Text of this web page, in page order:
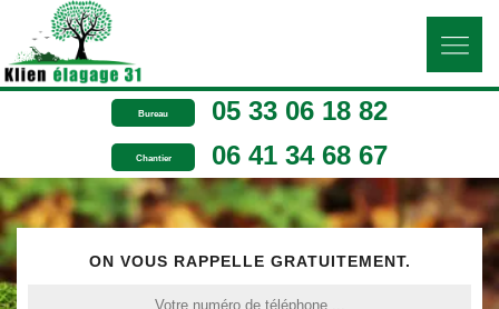
Bureau 05 33 06 18 82
Chantier 06 41 34 68 67
ON VOUS RAPPELLE GRATUITEMENT.